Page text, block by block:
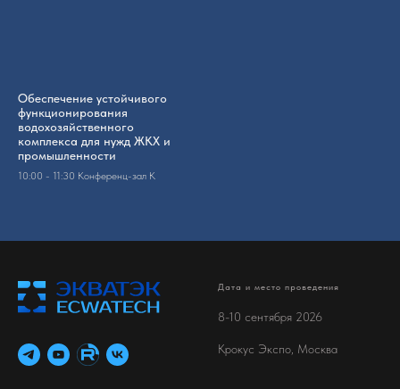
Обеспечение устойчивого
функционирования
водохозяйственного
комплекса для нужд ЖКХ и
промышленности
10:00 - 11:30 Конференц-зал K
Дата и место проведения
8-10 сентября 2026
Крокус Экспо, Москва